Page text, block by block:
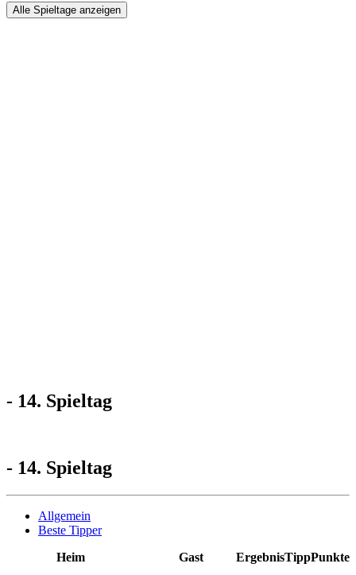
Alle Spieltage anzeigen
- 14. Spieltag
- 14. Spieltag
Allgemein
Beste Tipper
Heim
Gast ErgebnisTippPunkte